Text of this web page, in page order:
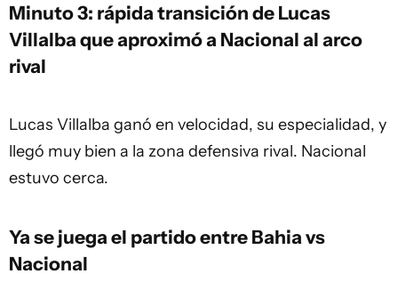
Minuto 3: rápida transición de Lucas
Villalba que aproximó a Nacional al arco
rival
Lucas Villalba ganó en velocidad, su especialidad, y
llegó muy bien a la zona defensiva rival. Nacional
estuvo cerca.
Ya se juega el partido entre Bahia vs
Nacional